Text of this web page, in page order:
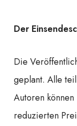
Der
Die
geplant. Alle
Autoren
reduzierten